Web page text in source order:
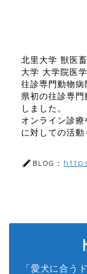
北里大学 獣医
大学 大学院医
往診専門動物病
県初の往診専
しました。
オンライン診
に対しての活動
BLOG：
「愛犬に合う